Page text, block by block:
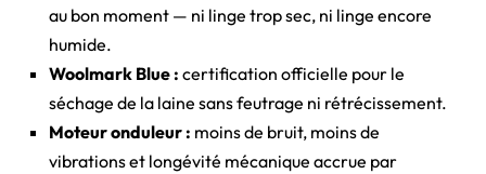
au bon moment — ni linge trop sec, ni linge encore
humide.
Woolmark Blue : certification officielle pour le
séchage de la laine sans feutrage ni rétrécissement.
Moteur onduleur : moins de bruit, moins de
vibrations et longévité mécanique accrue par